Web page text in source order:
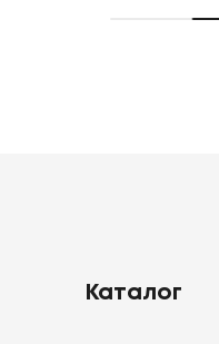
Каталог